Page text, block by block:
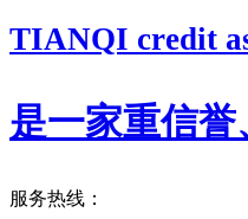
TIANQI credit
是一家重信
服务热线：